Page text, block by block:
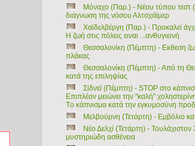
Μόναχο (Παρ.) - Νέου τύπου τεστ
διάγνωση της νόσου Αλτσχάϊμερ
Χαϊδελβέργη (Παρ.) - Προκαλεί
Η ζωή στις πόλεις ειναι ...ανθυγιεινή
Θεσσαλονίκη (Πέμπτη) - Εκθεση
πλάκας
Θεσσαλονίκη (Πέμπτη) - Από τη
κατά της επιληψίας
Σίδνεϊ (Πέμπτη) - STOP στο
Επιπλέον μειώνει την "καλή"
Tο κάπνισμα κατά την εγκυμοσύνη
Μελβούρνη (Τετάρτη) - Εμβόλιο
Νέο Δελχί (Τετάρτη) -
μυστηριώδη ασθένεια